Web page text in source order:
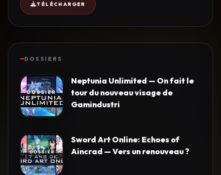
TÉLÉCHARGER
DOSSIERS
Neptunia Unlimited — On fait le
tour du nouveau visage de
Gamindustri
Sword Art Online: Echoes of
Aincrad — Vers un renouveau ?